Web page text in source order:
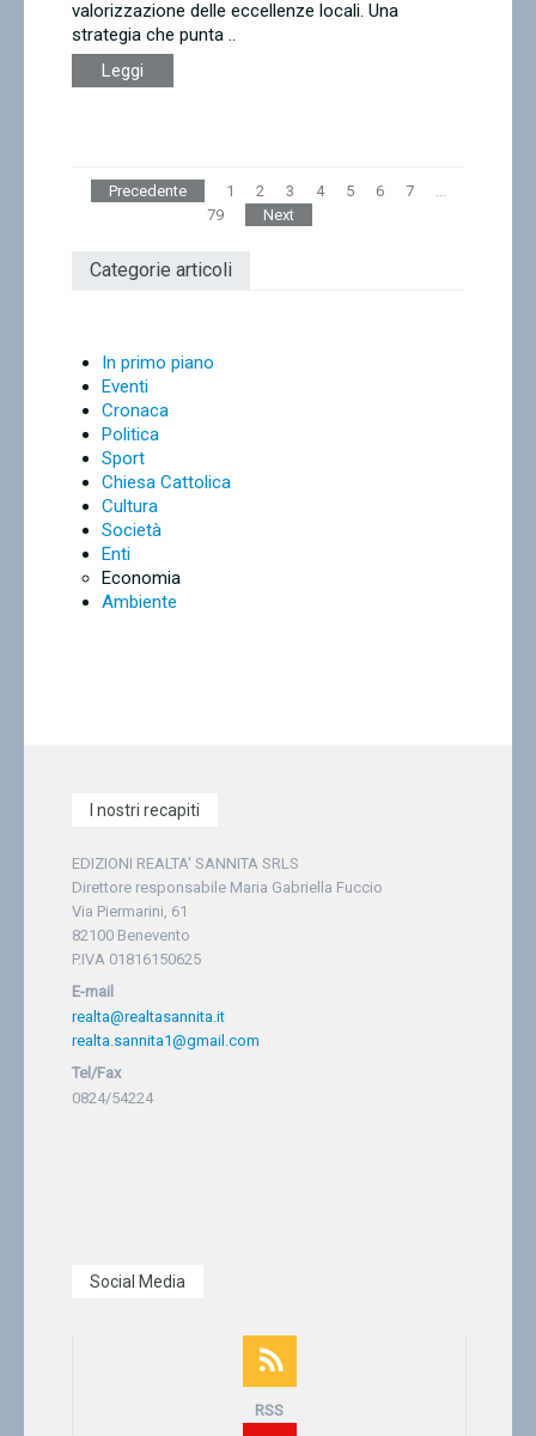
valorizzazione delle eccellenze locali. Una
strategia che punta ..
Leggi
Precedente 1 2 3 4 5 6 7
...
79
Next
Categorie articoli
In primo piano
Eventi
Cronaca
Politica
Sport
Chiesa Cattolica
Cultura
Società
Enti
Economia
Ambiente
I nostri recapiti
EDIZIONI REALTA' SANNITA SRLS
Direttore responsabile Maria Gabriella Fuccio
Via Piermarini, 61
82100 Benevento
P.IVA 01816150625
E-mail
realta@realtasannita.it
realta.sannita1@gmail.com
Tel/Fax
0824/54224
Social Media
RSS